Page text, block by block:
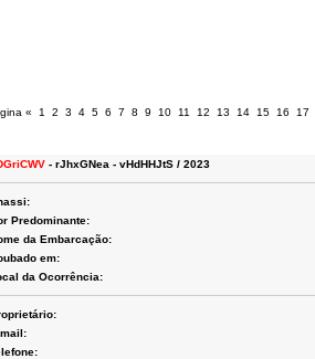
« 1 2 3 4 5 6 7 8 9 10 11 12 13 14 15 16 17
- rJhxGNea - vHdHHJtS / 2023
Predominante:
da Embarcação:
em:
da Ocorrência: